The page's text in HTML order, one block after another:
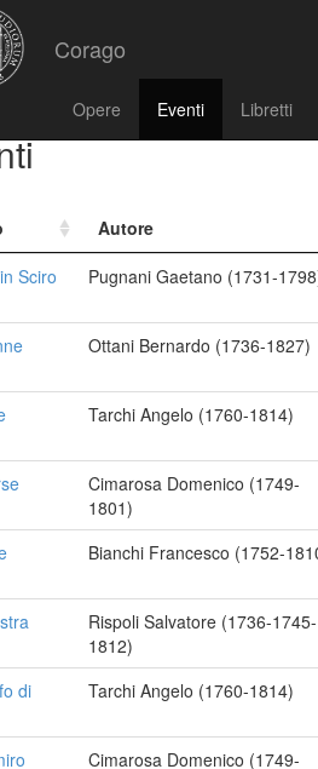
Corago
Opere Eventi Libretti
Autore
Sciro
Pugnani Gaetano (1731-
Ottani Bernardo (1736-1827)
Tarchi Angelo (1760-1814)
Cimarosa Domenico (1749-
1801)
Bianchi Francesco (1752-
Rispoli Salvatore (1736-1745-
1812)
di
Tarchi Angelo (1760-1814)
Cimarosa Domenico (1749-